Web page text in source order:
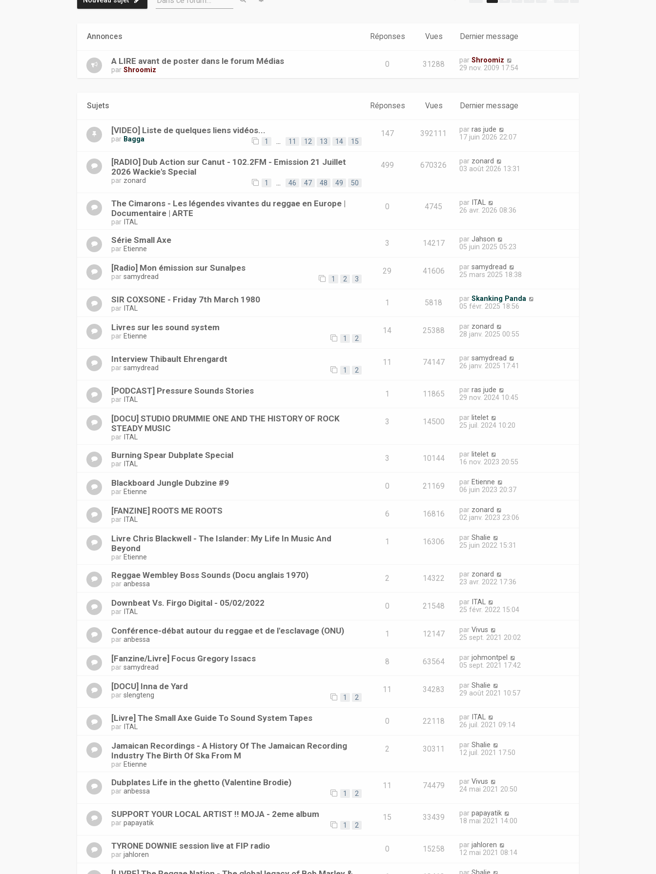
i
m
e
e
Annonces Réponses Vues Dernier message
A LIRE avant de poster dans le forum Médias
parShroomiz
0 31288 par Shroomiz
29 nov. 2009 17:54
Sujets Réponses Vues Dernier message
[VIDEO] Liste de quelques liens vidéos...
par Bagga 1 11 12 13 14 15
147 392111 par ras jude
17 juin 2026 22:07
[RADIO] Dub Action sur Canut - 102.2FM - Emission 21 Juillet
2026 Wackie's Special
par zonard 1 46 47 48 49 50
499 670326 par zonard
03 août 2026 13:31
The Cimarons - Les légendes vivantes du reggae en Europe |
Documentaire | ARTE
par ITAL
0 4745 par ITAL
26 avr. 2026 08:36
Série Small Axe
par Etienne
3 14217 par Jahson
05 juin 2025 05:23
[Radio] Mon émission sur Sunalpes
parsamydread 1 2 3
29 41606 par samydread
25 mars 2025 18:38
SIR COXSONE - Friday 7th March 1980
par ITAL
1 5818 par Skanking Panda
05 févr. 2025 18:56
Livres sur les sound system
par Etienne 1 2
14 25388 par zonard
28 janv. 2025 00:55
Interview Thibault Ehrengardt
parsamydread 1 2
11 74147 par samydread
26 janv. 2025 17:41
[PODCAST] Pressure Sounds Stories
par ITAL
1 11865 par ras jude
29 nov. 2024 10:45
[DOCU] STUDIO DRUMMIE ONE AND THE HISTORY OF ROCK
STEADY MUSIC
par ITAL
3 14500 par litelet
25 juil. 2024 10:20
Burning Spear Dubplate Special
par ITAL
3 10144 par litelet
16 nov. 2023 20:55
Blackboard Jungle Dubzine #9
par Etienne
0 21169 par Etienne
06 juin 2023 20:37
[FANZINE] ROOTS ME ROOTS
par ITAL
6 16816 par zonard
02 janv. 2023 23:06
Livre Chris Blackwell - The Islander: My Life In Music And
Beyond
par Etienne
1 16306 par Shalie
25 juin 2022 15:31
Reggae Wembley Boss Sounds (Docu anglais 1970)
paranbessa
2 14322 par zonard
23 avr. 2022 17:36
Downbeat Vs. Firgo Digital - 05/02/2022
par ITAL
0 21548 par ITAL
25 févr. 2022 15:04
Conférence-débat autour du reggae et de l'esclavage (ONU)
paranbessa
1 12147 par Vivus
25 sept. 2021 20:02
[Fanzine/Livre] Focus Gregory Issacs
parsamydread
8 63564 par johmontpel
05 sept. 2021 17:42
[DOCU] Inna de Yard
parslengteng 1 2
11 34283 par Shalie
29 août 2021 10:57
[Livre] The Small Axe Guide To Sound System Tapes
par ITAL
0 22118 par ITAL
26 juil. 2021 09:14
Jamaican Recordings - A History Of The Jamaican Recording
Industry The Birth Of Ska From M
par Etienne
2 30311 par Shalie
12 juil. 2021 17:50
Dubplates Life in the ghetto (Valentine Brodie)
paranbessa 1 2
11 74479 par Vivus
24 mai 2021 20:50
SUPPORT YOUR LOCAL ARTIST !! MOJA - 2eme album
parpapayatik 1 2
15 33439 par papayatik
18 mai 2021 14:00
TYRONE DOWNIE session live at FIP radio
parjahloren
0 15258 par jahloren
12 mai 2021 08:14